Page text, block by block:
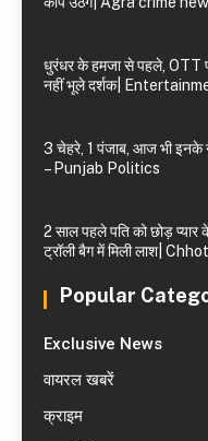
धुरंधर के हमजा से पहले, OTT
नहीं भूले दर्शक|
3 चेहरे, 1 पंजाब, आज भी इनके
– Punjab Politics
2 साल पहले पति को छोड़ प्यार
ट्रॉली बैग में मिली लाश|
Popular
Exclusive News
वायरल खबरें
क्राइम